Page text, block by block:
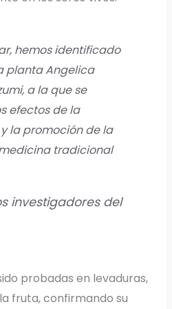
hemos identificado
planta Angelica
a la que se
efectos de la
la promoción de la
tradicional
investigadores del
probadas en levaduras,
fruta, confirmando su